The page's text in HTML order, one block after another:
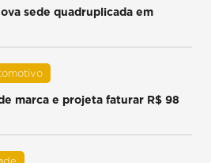
sede quadruplicada em
marca e projeta faturar R$ 98